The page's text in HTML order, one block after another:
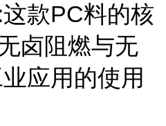
款PC料的核
卤阻燃与无
应用的使用